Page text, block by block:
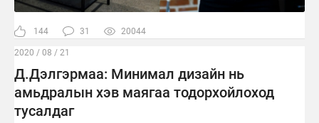
144 31 20044
2020 / 08 / 21
Д.Дэлгэрмаа: Минимал дизайн нь
амьдралын хэв маягаа тодорхойлоход
тусалдаг